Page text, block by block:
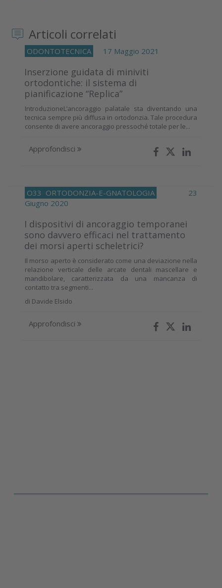
Articoli correlati
ODONTOTECNICA 17 Maggio 2021
Inserzione guidata di miniviti
ortodontiche: il sistema di
pianificazione “Replica”
IntroduzioneL’ancoraggio palatale sta diventando una
tecnica sempre più diffusa in ortodonzia. Tale procedura
consente di avere ancoraggio pressoché totale per le...
Approfondisci
O33 ORTODONZIA-E-GNATOLOGIA
23
Giugno 2020
I dispositivi di ancoraggio temporanei
sono davvero efficaci nel trattamento
dei morsi aperti scheletrici?
Il morso aperto è considerato come una deviazione nella
relazione verticale delle arcate dentali mascellare e
mandibolare, caratterizzata da una mancanza di
contatto tra segmenti...
di Davide Elsido
Approfondisci